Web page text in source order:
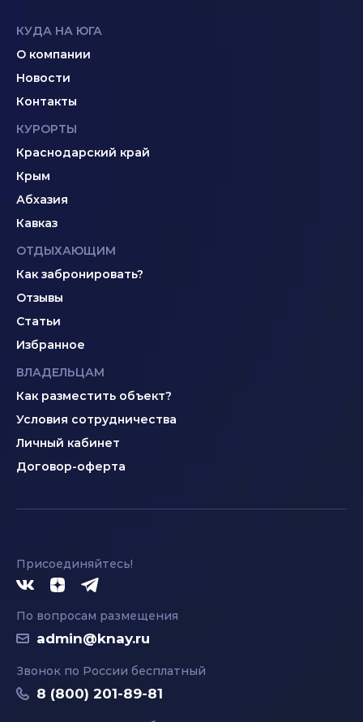
КУДА НА ЮГА
О компании
Новости
Контакты
КУРОРТЫ
Краснодарский край
Крым
Абхазия
Кавказ
ОТДЫХАЮЩИМ
Как забронировать?
Отзывы
Статьи
Избранное
ВЛАДЕЛЬЦАМ
Как разместить объект?
Условия сотрудничества
Личный кабинет
Договор-оферта
Присоединяйтесь!
По вопросам размещения
admin@knay.ru
Звонок по России бесплатный
8 (800) 201-89-81